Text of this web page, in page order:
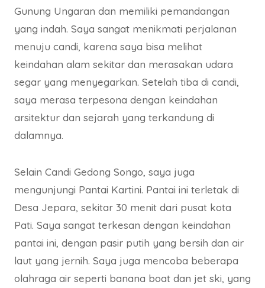
Gunung Ungaran dan memiliki pemandangan
yang indah. Saya sangat menikmati perjalanan
menuju candi, karena saya bisa melihat
keindahan alam sekitar dan merasakan udara
segar yang menyegarkan. Setelah tiba di candi,
saya merasa terpesona dengan keindahan
arsitektur dan sejarah yang terkandung di
dalamnya.
Selain Candi Gedong Songo, saya juga
mengunjungi Pantai Kartini. Pantai ini terletak di
Desa Jepara, sekitar 30 menit dari pusat kota
Pati. Saya sangat terkesan dengan keindahan
pantai ini, dengan pasir putih yang bersih dan air
laut yang jernih. Saya juga mencoba beberapa
olahraga air seperti banana boat dan jet ski, yang